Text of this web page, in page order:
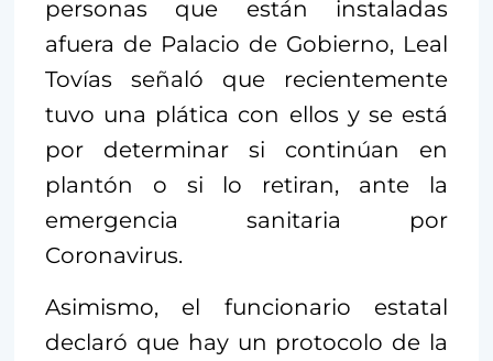
personas que están instaladas
afuera de Palacio de Gobierno, Leal
Tovías señaló que recientemente
tuvo una plática con ellos y se está
por determinar si continúan en
plantón o si lo retiran, ante la
emergencia sanitaria por
Coronavirus.
Asimismo, el funcionario estatal
declaró que hay un protocolo de la